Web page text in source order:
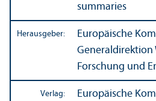
summaries
Herausgeber:
Europäische
Generaldirektion
Forschung und
Verlag:
Europäische